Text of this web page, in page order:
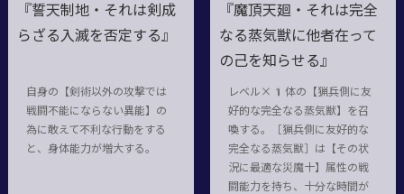
『誓天制地・それは剣成
らざる入滅を否定する』
自身の【剣術以外の攻撃では
戦闘不能にならない異能】の
為に敢えて不利な行動をする
と、身体能力が増大する。
『魔頂天廻・それは完全
なる蒸気獣に他者在って
の己を知らせる』
レベル×1体の【猟兵側に友
好的な完全なる蒸気獣】を召
喚する。［猟兵側に友好的な
完全なる蒸気獣］は【その状
況に最適な災魔十】属性の戦
闘能力を持ち、十分な時間が